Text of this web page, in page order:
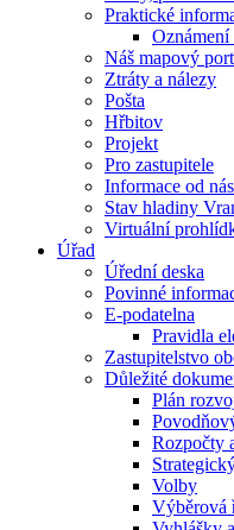
Praktické
Náš mapový
Ztráty a nálezy
Pošta
Hřbitov
Projekt
Pro zastupitele
Informace od nás
Stav hladiny
Virtuální
Úřad
Úřední deska
Povinné
E-podatelna
Pravidla
Zastupitelstvo
Důležité
Plán
Rozpočty
Volby
Výběrová